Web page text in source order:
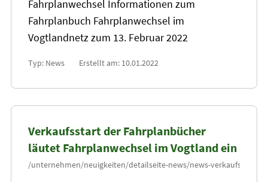
Fahrplanwechsel Informationen zum
Fahrplanbuch Fahrplanwechsel im
Vogtlandnetz zum 13. Februar 2022
Typ: News Erstellt am: 10.01.2022
Verkaufsstart der Fahrplanbücher
läutet Fahrplanwechsel im Vogtland ein